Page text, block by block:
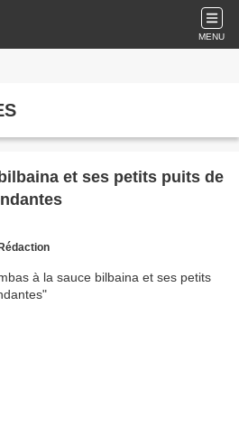
MENU
et ses petits puits de